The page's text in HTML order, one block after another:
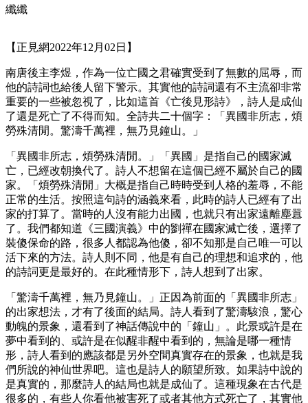
纖纖
【正見網2022年12月02日】
南唐後主李煜，作為一位亡國之君確實受到了無數的屈辱，而
他的詩詞也給後人留下警示。其實他的詩詞還有不主流卻非常
重要的一些被忽視了，比如這首《亡後見形詩》，詩人是成仙
了還是死亡了不得而知。全詩共二十個字：「異國非所志，煩
勞殊清閒。驚濤千萬裡，無乃見鐘山。」
「異國非所志，煩勞殊清閒。」「異國」是指自己的國家滅
亡，已經改朝換代了。詩人不想留在這個已經不屬於自己的國
家。「煩勞殊清閒」大概是指自己時時受到人格的羞辱，不能
正常的生活。按照這句詩的涵義來看，此時的詩人已經有了出
家的打算了。當時的人沒有能力出國，也就只有出家遠離塵囂
了。我們都知道《三國演義》中的劉禪在國家滅亡後，選擇了
裝傻保命的路，很多人都認為他傻，卻不知那是自己唯一可以
活下來的方法。詩人則不同，他是有自己的理想和追求的，他
的詩詞更是最好的。在此種情形下，詩人想到了出家。
「驚濤千萬裡，無乃見鐘山。」正因為前面的「異國非所志」
的出家想法，才有了後面的結局。詩人看到了驚濤駭浪，驚心
動魄的景象，還看到了神話傳說中的「鐘山」。此景或許是在
夢中看到的、或許是在似醒非醒中看到的，無論是哪一種情
形，詩人看到的應該都是另外空間真實存在的景象，也就是我
們所說的神仙世界吧。這也是詩人的願望所致。如果詩中說的
是真實的，那麼詩人的結局也就是成仙了。這種現象在古代是
很多的，有些人你看他被害死了或者其他方式死亡了，其實他